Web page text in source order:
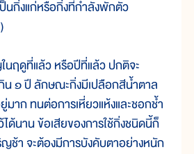
งแก่หรือกิ่งที่กำลังพักตัว
ดูที่แล้ว หรือปีที่แล้ว ปกติจะ
น ๑ ปี ลักษณะกิ่งมีเปลือกสีน้ำตาล
มาก ทนต่อการเหี่ยวแห้งและชอกช้ำ
ได้นาน ข้อเสียของการใช้กิ่งชนิดนี้ก็
ช้า จะต้องมีการบังคับตาอย่างหนัก